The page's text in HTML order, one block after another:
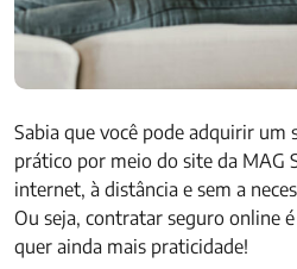
Sabia que você pode adquirir um
prático por meio do site da MAG
internet, à distância e sem a
Ou seja, contratar seguro online
quer ainda mais praticidade!